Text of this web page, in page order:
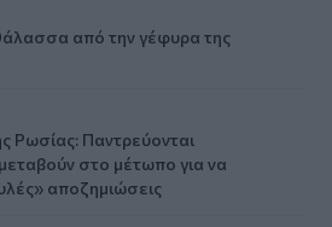
από την γέφυρα της
Ρωσίας: Παντρεύονται
στο μέτωπο για να
αποζημιώσεις